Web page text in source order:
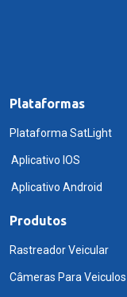
Plataformas
Plataforma SatLight
Aplicativo IOS
Aplicativo Android
Produtos
Rastreador Veicular
Câmeras Para Veiculos